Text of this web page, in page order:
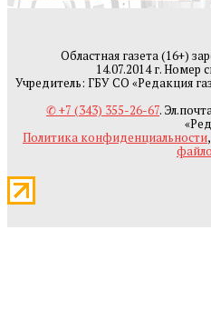
Областная газета (16+)
14.07.2014 г. Номер
Учредитель: ГБУ СО «Редакция
✆ +7 (343) 355-26-67.
Политика конфиденциальности,